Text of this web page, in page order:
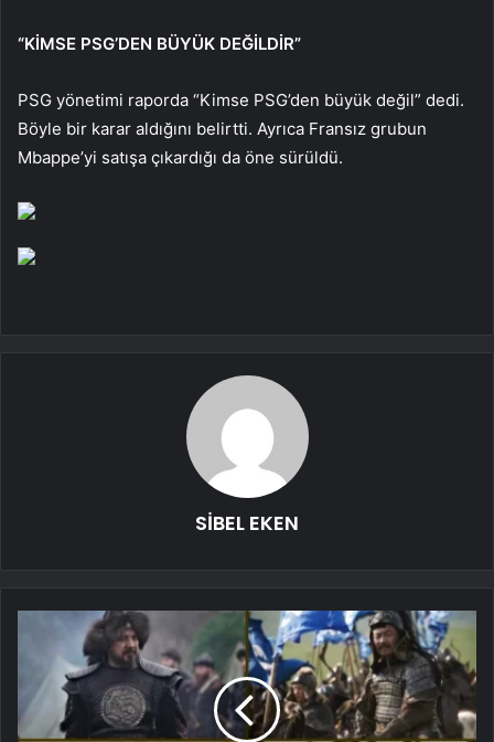
“KİMSE PSG’DEN BÜYÜK DEĞİLDİR”
PSG yönetimi raporda “Kimse PSG’den büyük değil” dedi.
Böyle bir karar aldığını belirtti. Ayrıca Fransız grubun
Mbappe’yi satışa çıkardığı da öne sürüldü.
SİBEL EKEN